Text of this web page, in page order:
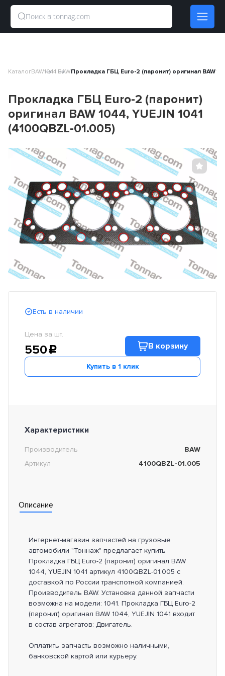
КаталогBAW1044 BAWПрокладка ГБЦ Euro-2 (паронит) оригинал BAW
Прокладка ГБЦ Euro-2 (паронит)
оригинал BAW 1044, YUEJIN 1041
(4100QBZL-01.005)
Есть в наличии
Цена за шт.
550c В корзину
Купить в 1 клик
Характеристики
Производитель
BAW
Артикул
4100QBZL-01.005
Описание
Интернет-магазин запчастей на грузовые
автомобили "Тоннаж" предлагает купить
Прокладка ГБЦ Euro-2 (паронит) оригинал BAW
1044, YUEJIN 1041 артикул 4100QBZL-01.005 с
доставкой по России транспотной компанией.
Производитель BAW. Установка данной запчасти
возможна на модели: 1041. Прокладка ГБЦ Euro-2
(паронит) оригинал BAW 1044, YUEJIN 1041 входит
в состав агрегатов: Двигатель.
Оплатить запчасть возможно наличными,
банковской картой или курьеру.